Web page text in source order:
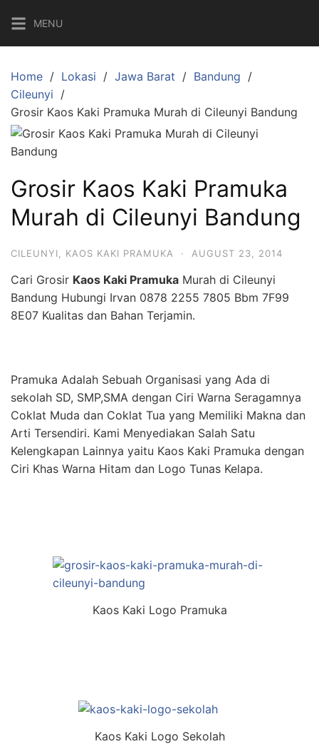
i
MENU
Home Lokasi Jawa Barat
Bandung
Cileunyi
Grosir Kaos Kaki Pramuka Murah di Cileunyi Bandung
Grosir Kaos Kaki Pramuka
Murah di Cileunyi Bandung
CILEUNYI KAOS KAKI PRAMUKA · AUGUST 23, 2014
Cari Grosir Kaos Kaki Pramuka Murah di Cileunyi
Bandung Hubungi Irvan 0878 2255 7805 Bbm 7F99
8E07 Kualitas dan Bahan Terjamin.
Pramuka Adalah Sebuah Organisasi yang Ada di
sekolah SD, SMP,SMA dengan Ciri Warna Seragamnya
Coklat Muda dan Coklat Tua yang Memiliki Makna dan
Arti Tersendiri. Kami Menyediakan Salah Satu
Kelengkapan Lainnya yaitu Kaos Kaki Pramuka dengan
Ciri Khas Warna Hitam dan Logo Tunas Kelapa.
Kaos Kaki Logo Pramuka
Kaos Kaki Logo Sekolah